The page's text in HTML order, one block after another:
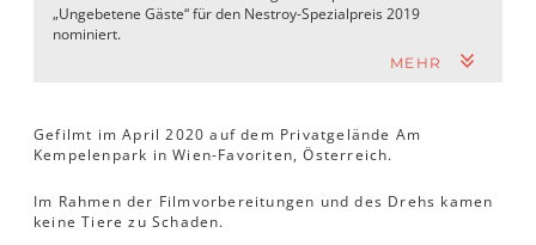
„Ungebetene Gäste“ für den Nestroy-Spezialpreis 2019
nominiert.
MEHR
Gefilmt im April 2020 auf dem Privatgelände Am
Kempelenpark in Wien-Favoriten, Österreich.
Im Rahmen der Filmvorbereitungen und des Drehs kamen
keine Tiere zu Schaden.